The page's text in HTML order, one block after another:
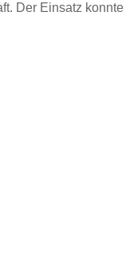
Der Einsatz konnte